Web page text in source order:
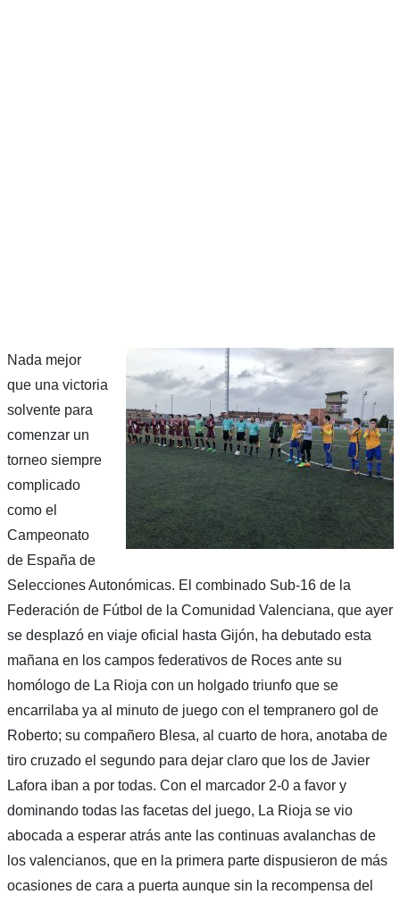
Nada mejor
que una victoria
solvente para
comenzar un
torneo siempre
complicado
como el
Campeonato
de España de
Selecciones Autonómicas. El combinado Sub-16 de la
Federación de Fútbol de la Comunidad Valenciana, que ayer
se desplazó en viaje oficial hasta Gijón, ha debutado esta
mañana en los campos federativos de Roces ante su
homólogo de La Rioja con un holgado triunfo que se
encarrilaba ya al minuto de juego con el tempranero gol de
Roberto; su compañero Blesa, al cuarto de hora, anotaba de
tiro cruzado el segundo para dejar claro que los de Javier
Lafora iban a por todas. Con el marcador 2-0 a favor y
dominando todas las facetas del juego, La Rioja se vio
abocada a esperar atrás ante las continuas avalanchas de
los valencianos, que en la primera parte dispusieron de más
ocasiones de cara a puerta aunque sin la recompensa del